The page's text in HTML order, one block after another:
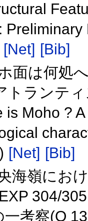
[Net] [Bib]
面は何処
トランテ
is Moho ?
[Net] [Bib]
海嶺にお
304/
一考察(O